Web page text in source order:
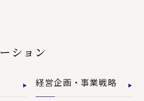
ション
経営企画・事業戦略